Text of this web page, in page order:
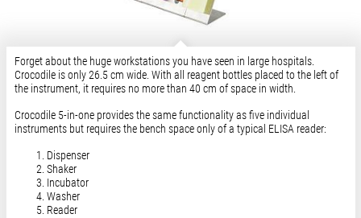
Forget about the huge workstations you have seen in large hospitals.
Crocodile is only 26.5 cm wide. With all reagent bottles placed to the left of
the instrument, it requires no more than 40 cm of space in width.
Crocodile 5-in-one provides the same functionality as five individual
instruments but requires the bench space only of a typical ELISA reader:
Dispenser
Shaker
Incubator
Washer
Reader